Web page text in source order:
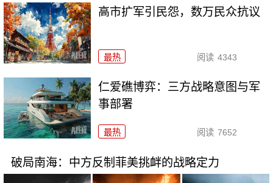
高市扩军引民怨，数万民众抗议
最热 阅读 4343
仁爱礁博弈：三方战略意图与军
事部署
最热 阅读 7652
破局南海：中方反制菲美挑衅的战略定力